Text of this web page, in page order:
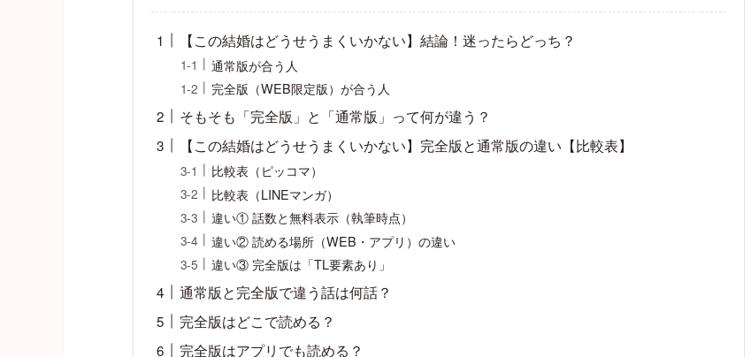
【この結婚はどうせうまくいかない】結論！迷ったらどっち？
通常版が合う人
完全版（WEB限定版）が合う人
そもそも「完全版」と「通常版」って何が違う？
【この結婚はどうせうまくいかない】完全版と通常版の違い【比較表】
比較表（ピッコマ）
比較表（LINEマンガ）
違い① 話数と無料表示（執筆時点）
違い② 読める場所（WEB・アプリ）の違い
違い③ 完全版は「TL要素あり」
通常版と完全版で違う話は何話？
完全版はどこで読める？
完全版はアプリでも読める？